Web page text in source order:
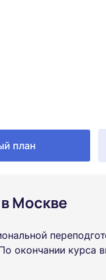
план
Москве
окончании курса